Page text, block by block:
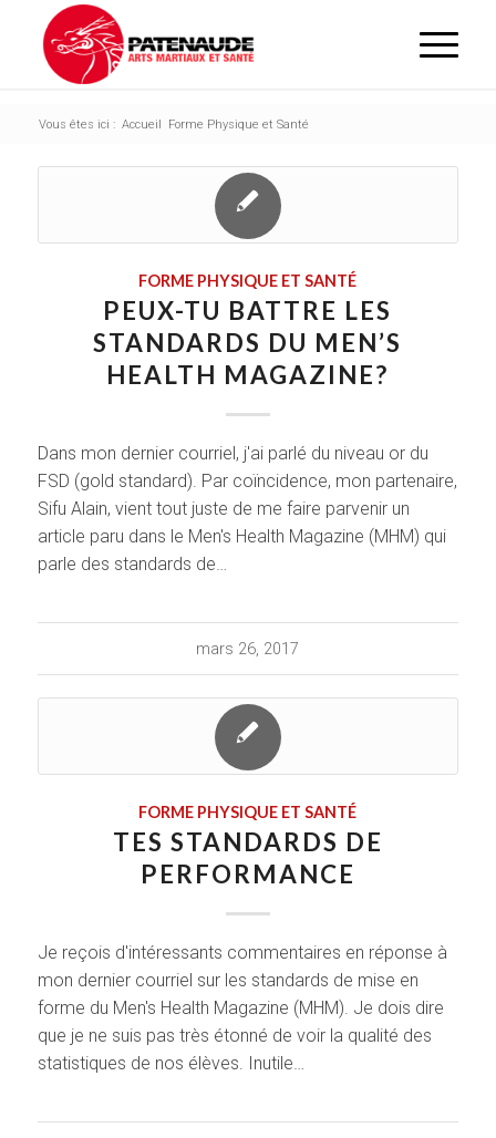
Vous êtes ici : Accueil Forme Physique et Santé
FORME PHYSIQUE ET SANTÉ
PEUX-TU BATTRE LES
STANDARDS DU MEN’S
HEALTH MAGAZINE?
Dans mon dernier courriel, j'ai parlé du niveau or du
FSD (gold standard). Par coïncidence, mon partenaire,
Sifu Alain, vient tout juste de me faire parvenir un
article paru dans le Men's Health Magazine (MHM) qui
parle des standards de…
mars 26, 2017
FORME PHYSIQUE ET SANTÉ
TES STANDARDS DE
PERFORMANCE
Je reçois d'intéressants commentaires en réponse à
mon dernier courriel sur les standards de mise en
forme du Men's Health Magazine (MHM). Je dois dire
que je ne suis pas très étonné de voir la qualité des
statistiques de nos élèves. Inutile…